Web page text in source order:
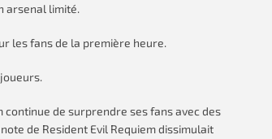
arsenal limité.
les fans de la première heure.
continue de surprendre ses fans avec des
de Resident Evil Requiem dissimulait